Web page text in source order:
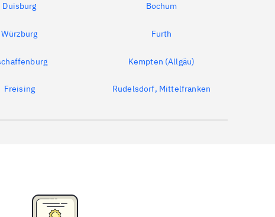
Duisburg Bochum
Würzburg Furth
Kempten (Allgäu)
Freising Rudelsdorf, Mittelfranken